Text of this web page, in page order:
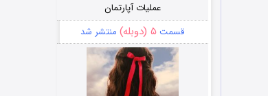
عملیات آپارتمان
قسمت ۵ (دوبله) منتشر شد